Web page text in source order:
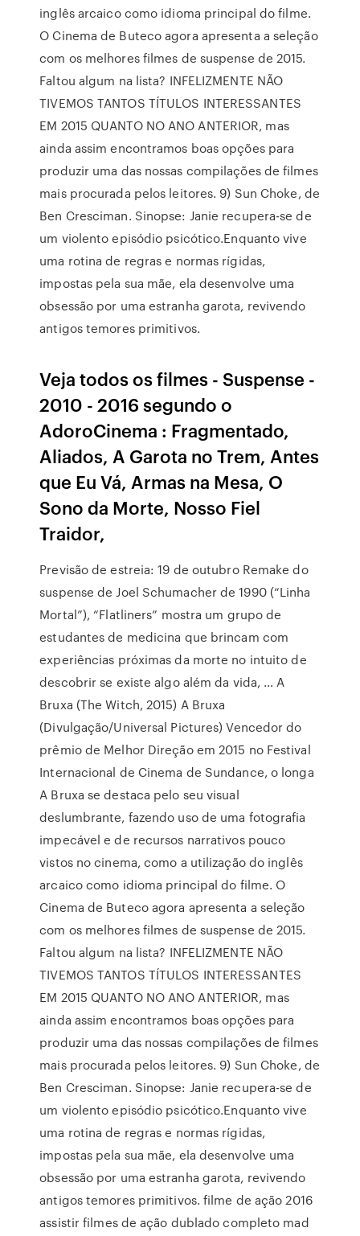
inglês arcaico como idioma principal do filme.
O Cinema de Buteco agora apresenta a seleção
com os melhores filmes de suspense de 2015.
Faltou algum na lista? INFELIZMENTE NÃO
TIVEMOS TANTOS TÍTULOS INTERESSANTES
EM 2015 QUANTO NO ANO ANTERIOR, mas
ainda assim encontramos boas opções para
produzir uma das nossas compilações de filmes
mais procurada pelos leitores. 9) Sun Choke, de
Ben Cresciman. Sinopse: Janie recupera-se de
um violento episódio psicótico.Enquanto vive
uma rotina de regras e normas rígidas,
impostas pela sua mãe, ela desenvolve uma
obsessão por uma estranha garota, revivendo
antigos temores primitivos.
Veja todos os filmes - Suspense -
2010 - 2016 segundo o
AdoroCinema : Fragmentado,
Aliados, A Garota no Trem, Antes
que Eu Vá, Armas na Mesa, O
Sono da Morte, Nosso Fiel
Traidor,
Previsão de estreia: 19 de outubro Remake do
suspense de Joel Schumacher de 1990 (“Linha
Mortal”), “Flatliners” mostra um grupo de
estudantes de medicina que brincam com
experiências próximas da morte no intuito de
descobrir se existe algo além da vida, … A
Bruxa (The Witch, 2015) A Bruxa
(Divulgação/Universal Pictures) Vencedor do
prêmio de Melhor Direção em 2015 no Festival
Internacional de Cinema de Sundance, o longa
A Bruxa se destaca pelo seu visual
deslumbrante, fazendo uso de uma fotografia
impecável e de recursos narrativos pouco
vistos no cinema, como a utilização do inglês
arcaico como idioma principal do filme. O
Cinema de Buteco agora apresenta a seleção
com os melhores filmes de suspense de 2015.
Faltou algum na lista? INFELIZMENTE NÃO
TIVEMOS TANTOS TÍTULOS INTERESSANTES
EM 2015 QUANTO NO ANO ANTERIOR, mas
ainda assim encontramos boas opções para
produzir uma das nossas compilações de filmes
mais procurada pelos leitores. 9) Sun Choke, de
Ben Cresciman. Sinopse: Janie recupera-se de
um violento episódio psicótico.Enquanto vive
uma rotina de regras e normas rígidas,
impostas pela sua mãe, ela desenvolve uma
obsessão por uma estranha garota, revivendo
antigos temores primitivos. filme de ação 2016
assistir filmes de ação dublado completo mad